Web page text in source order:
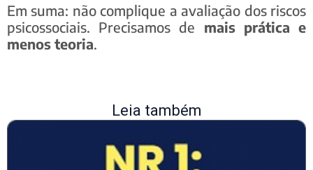
Em suma: não complique a avaliação dos riscos
psicossociais. Precisamos de mais prática e
menos teoria.
Leia também